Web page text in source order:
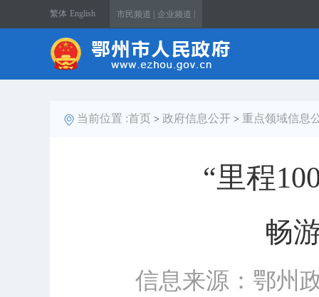
繁体 English 市民频道 | 企业频道 |
当前位置 :首页 > 政府信息公开 > 重点领域信息
“里程
畅
信息来源：鄂州